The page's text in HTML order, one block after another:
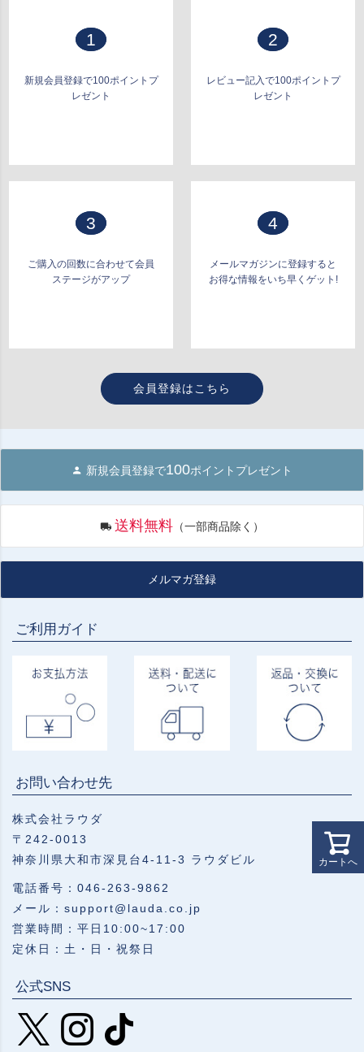
カートへ
1
新規会員登録で100ポイントプ
レゼント
2
レビュー記入で100ポイントプ
レゼント
3
ご購入の回数に合わせて会員
ステージがアップ
4
メールマガジンに登録すると
お得な情報をいち早くゲット!
会員登録はこちら
新規会員登録で100ポイントプレゼント
送料無料 （一部商品除く）
メルマガ登録
ご利用ガイド
お問い合わせ先
株式会社ラウダ
〒242-0013
神奈川県大和市深見台4-11-3 ラウダビル
電話番号：046-263-9862
メール：support@lauda.co.jp
営業時間：平日10:00~17:00
定休日：土・日・祝祭日
公式SNS